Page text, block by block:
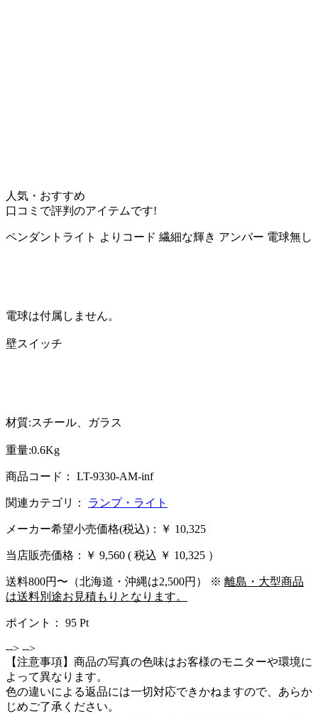
人気・おすすめ
口コミで評判のアイテムです!
ペンダントライト よりコード 繊細な輝き アンバー 電球無し
電球は付属しません。
壁スイッチ
材質:スチール、ガラス
重量:0.6Kg
商品コード： LT-9330-AM-inf
関連カテゴリ： ランプ・ライト
メーカー希望小売価格(税込)：￥ 10,325
当店販売価格： ￥ 9,560 ( 税込 ￥ 10,325 ）
送料800円〜（北海道・沖縄は2,500円） ※ 離島・大型商品
は送料別途お見積もりとなります。
ポイント： 95 Pt
--> -->
【注意事項】商品の写真の色味はお客様のモニターや環境に
よって異なります。
色の違いによる返品には一切対応できかねますので、あらか
じめご了承ください。